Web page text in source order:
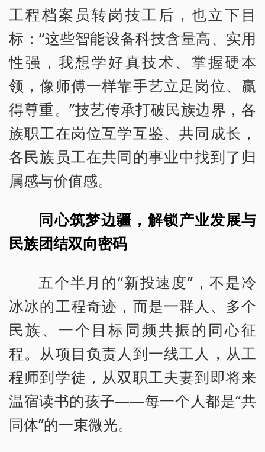
工程档案员转岗技工后，也立下目
标：“这些智能设备科技含量高、实用
性强，我想学好真技术、掌握硬本
领，像师傅一样靠手艺立足岗位、赢
得尊重。”技艺传承打破民族边界，各
族职工在岗位互学互鉴、共同成长，
各民族员工在共同的事业中找到了归
属感与价值感。
同心筑梦边疆，解锁产业发展与
民族团结双向密码
五个半月的“新投速度”，不是冷
冰冰的工程奇迹，而是一群人、多个
民族、一个目标同频共振的同心征
程。从项目负责人到一线工人，从工
程师到学徒，从双职工夫妻到即将来
温宿读书的孩子——每一个人都是“共
同体”的一束微光。